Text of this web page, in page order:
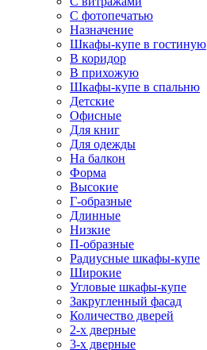
С фотопечатью
Назначение
Шкафы-купе в гостиную
В коридор
В прихожую
Шкафы-купе в спальню
Детские
Офисные
Для книг
Для одежды
На балкон
Форма
Высокие
Г-образные
Длинные
Низкие
П-образные
Радиусные шкафы-купе
Широкие
Угловые шкафы-купе
Закругленный фасад
Количество дверей
2-х дверные
3-х дверные